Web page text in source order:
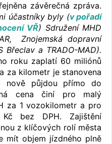
závěrečná zpráva.
účastníky byly (v pořadí
VŘ) Sdružení MHD
Znojemská dopravní
Břeclav a TRADO-MAD).
roku zaplatí 60 miliónů
za kilometr je stanovena
půjdou přímo do
cena činí pro malý
za 1 vozokilometr a pro
bez DPH. Zajištění
z klíčových rolí města
mít objem jízdného plně